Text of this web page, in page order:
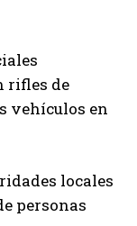
rifles de
vehículos en
locales
personas